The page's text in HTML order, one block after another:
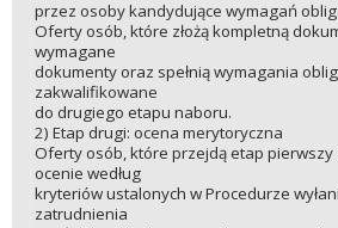
przez osoby kandydujące wymagań
Oferty osób, które złożą kompletną
wymagane
dokumenty oraz spełnią wymagania
zakwalifikowane
do drugiego etapu naboru.
2) Etap drugi: ocena merytoryczna
Oferty osób, które przejdą etap
ocenie według
kryteriów ustalonych w Procedurze
zatrudnienia